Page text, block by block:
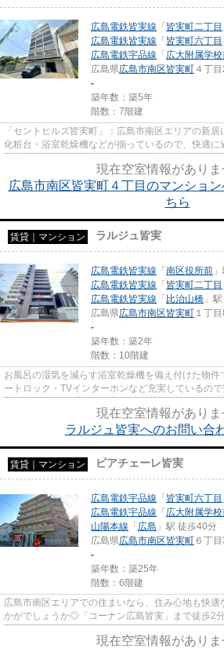
広島電鉄皆実線 「 皆実町二丁目
広島電鉄皆実線 「 皆実町六丁目
広島電鉄宇品線 「 広大附属学
広島県広島市南区皆実町 ４丁
-
築年数：築5年
階数：7階建
「セントヒルズ皆実町」：広島市南区エリアの新
化粧台・浴室乾燥機などが揃っているので、快適
現在空室情報がありま
広島市南区皆実町４丁目のマンショ
ちら
賃貸｜マンション ラルジュ皆実
広島電鉄皆実線 「 南区役所前
広島電鉄皆実線 「 皆実町二丁目
広島電鉄皆実線 「 比治山橋 」
広島県広島市南区皆実町 １丁
-
築年数：築2年
階数：10階建
お風呂の湿気を減らす浴室乾燥機を備え付けた物
ートロック・TVインターホンなど充実しているの
現在空室情報がありま
ラルジュ皆実へのお問い合
賃貸｜マンション ピアチェーレ皆実
広島電鉄宇品線 「 皆実町六丁目
広島電鉄宇品線 「 広大附属学
山陽本線 「 広島 」駅 徒歩40分
広島県広島市南区皆実町 ６丁
-
築年数：築25年
階数：6階建
広島市南区エリアでの住まいなら、住み心地も快
かがでしょうか◎「コーナン広島皆実」まで徒歩2
現在空室情報がありま